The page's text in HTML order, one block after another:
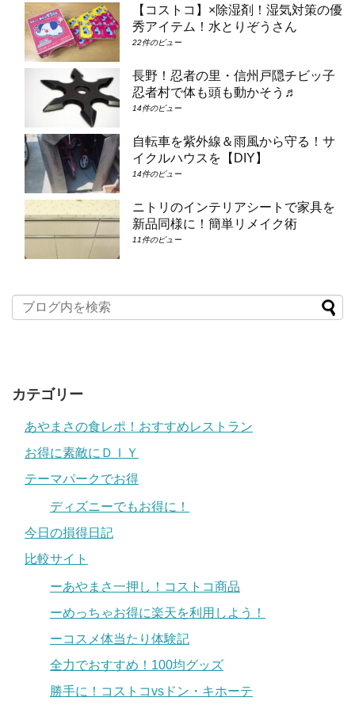
【コストコ】×除湿剤！湿気対策の優
秀アイテム！水とりぞうさん
22件のビュー
長野！忍者の里・信州戸隠チビッ子
忍者村で体も頭も動かそう♬
14件のビュー
自転車を紫外線＆雨風から守る！サ
イクルハウスを【DIY】
14件のビュー
ニトリのインテリアシートで家具を
新品同様に！簡単リメイク術
11件のビュー
カテゴリー
あやまさの食レポ！おすすめレストラン
お得に素敵にＤＩＹ
テーマパークでお得
ディズニーでもお得に！
今日の損得日記
比較サイト
ーあやまさ一押し！コストコ商品
ーめっちゃお得に楽天を利用しよう！
ーコスメ体当たり体験記
全力でおすすめ！100均グッズ
勝手に！コストコvsドン・キホーテ